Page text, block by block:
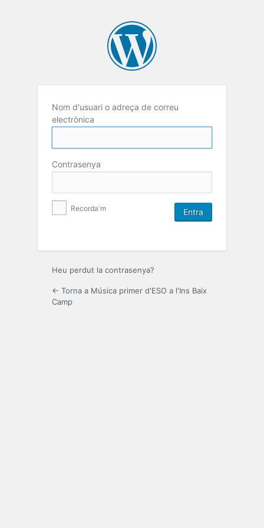
Nom d'usuari o adreça de correu
electrònica
Contrasenya
Recorda'm
Heu perdut la contrasenya?
← Torna a Música primer d'ESO a l'Ins Baix
Camp